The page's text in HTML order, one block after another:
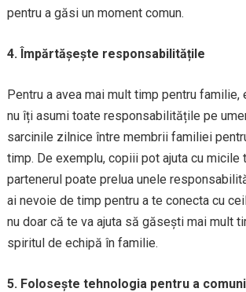
pentru a găsi un moment comun.
4. Împărtășește responsabilitățile
Pentru a avea mai mult timp pentru
nu îți asumi toate responsabilitățile pe
sarcinile zilnice între membrii familiei
timp. De exemplu, copiii pot ajuta cu micile
partenerul poate prelua unele
ai nevoie de timp pentru a te conecta cu
nu doar că te va ajuta să găsești mai mult
spiritul de echipă în familie.
5. Folosește tehnologia pentru a